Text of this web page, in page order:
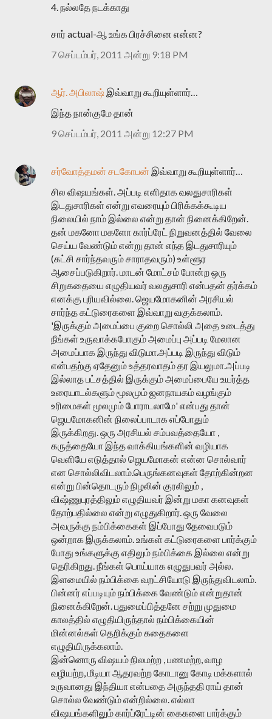
4. நல்லதே நடக்காது
சார் actual-ஆ உங்க பிரச்சினை என்ன?
7 செப்டம்பர், 2011 அன்று 9:18 PM
ஆர். அபிலாஷ் இவ்வாறு கூறியுள்ளார்…
இந்த நான்குமே தான்
9 செப்டம்பர், 2011 அன்று 12:27 PM
சர்வோத்தமன் சடகோபன் இவ்வாறு கூறியுள்ளார்…
சில விஷயங்கள். அப்படி எளிதாக வலதுசாரிகள்
இடதுசாரிகள் என்று எவரையும் பிரிக்கக்கூடிய
நிலையில் நாம் இல்லை என்று தான் நினைக்கிறேன்.
தன் மகனோ மகளோ கார்ப்ரேட் நிறுவனத்தில் வேலை
செய்ய வேண்டும் என்று தான் எந்த இடதுசாரியும்
(கட்சி சார்ந்தவரும் சாராதவரும்) உள்ளூர
ஆசைப்படுகிறார். மாடன் மோட்சம் போன்ற ஒரு
சிறுகதையை எழுதியவர் வலதுசாரி என்பதன் தர்க்கம்
எனக்கு புரியவில்லை. ஜெயமோகனின் அரசியல்
சார்ந்த கட்டுரைகளை இவ்வாறு வகுக்கலாம்.
'இருக்கும் அமைப்பை குறை சொல்லி அதை உடைத்து
நீங்கள் உருவாக்கபோகும் அமைப்பு அப்படி மேலான
அமைப்பாக இருந்து விடுமா.அப்படி இருந்து விடும்
என்பதற்கு ஏதேனும் உத்தரவாதம் தர இயலுமா.அப்படி
இல்லாத பட்சத்தில் இருக்கும் அமைப்பையே உயர்த்த
உரையாடல்களும் மூலமும் ஜனநாயகம் வழங்கும்
உரிமைகள் மூலமும் போராடலாமே' என்பது தான்
ஜெயமோகனின் நிலைப்பாடாக எப்போதும்
இருக்கிறது. ஒரு அரசியல் சம்பவத்தையோ ,
கருத்தையோ இந்த வாக்கியங்களின் வழியாக
வெளியே எடுத்தால் ஜெயமோகன் என்ன சொல்வார்
என சொல்லிவிடலாம்.பெருங்கனவுகள் தோற்கின்றன
என்று பின்தொடரும் நிழலின் குரலிலும் ,
விஷ்ணுபுரத்திலும் எழுதியவர் இன்று மகா கனவுகள்
தோற்பதில்லை என்று எழுதுகிறார். ஒரு வேலை
அவருக்கு நம்பிக்கைகள் இப்போது தேவைபடும்
ஒன்றாக இருக்கலாம். உங்கள் கட்டுரைகளை பார்க்கும்
போது உங்களுக்கு எதிலும் நம்பிக்கை இல்லை என்று
தெரிகிறது. நீங்கள் பொய்யாக எழுதுபவர் அல்ல.
இளமையில் நம்பிக்கை வறட்சியோடு இருந்துவிடலாம்.
பின்னர் எப்படியும் நம்பிக்கை வேண்டும் என்றுதான்
நினைக்கிறேன். புதுமைப்பித்தனே சற்று முதுமை
காலத்தில் எழுதியிருந்தால் நம்பிக்கையின்
மின்னல்கள் தெறிக்கும் கதைகளை
எழுதியிருக்கலாம்.
இன்னொரு விஷயம் நிலமற்ற , பணமற்ற, வாழ
வழியற்ற, மீடியா ஆதரவற்ற கோடானு கோடி மக்களால்
உருவானது இந்தியா என்பதை அருந்ததி ராய் தான்
சொல்ல வேண்டும் என்றில்லை. எல்லா
விஷயங்களிலும் கார்ப்ரேட்டின் கைகளை பார்க்கும்